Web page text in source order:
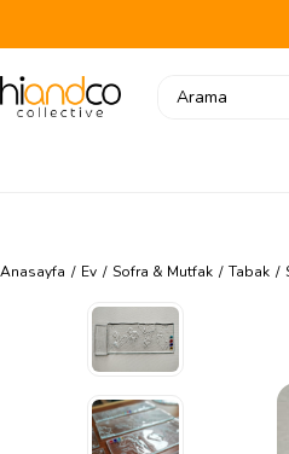
Anasayfa Ev Sofra & Mutfak Tabak